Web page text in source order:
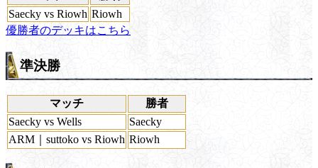
Saecky vs Riowh Riowh
優勝者のデッキはこちら
準決勝
マッチ
勝者
Saecky vs Wells
Saecky
ARM｜suttoko vs Riowh Riowh